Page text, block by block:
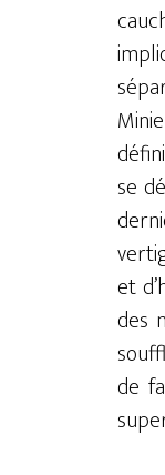
se
et
des
de